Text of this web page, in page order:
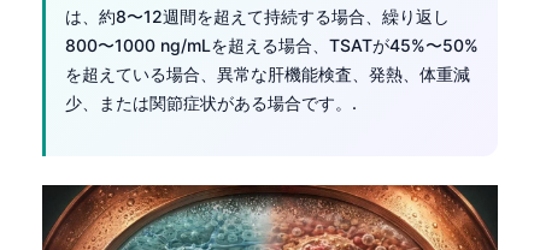
は、約8〜12週間を超えて持続する場合、繰り返し
800〜1000 ng/mLを超える場合、TSATが45%〜50%
を超えている場合、異常な肝機能検査、発熱、体重減
少、または関節症状がある場合です。.